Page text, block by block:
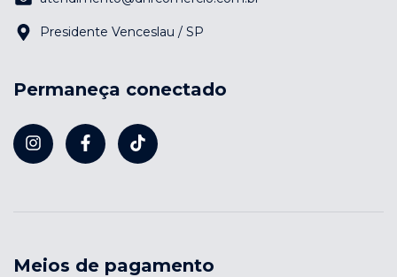
Presidente Venceslau / SP
Permaneça conectado
Meios de pagamento